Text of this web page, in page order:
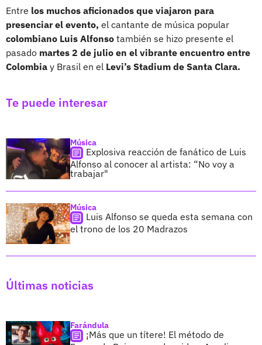
Entre los muchos aficionados que viajaron para
presenciar el evento, el cantante de música popular
colombiano Luis Alfonso también se hizo presente el
pasado martes 2 de julio en el vibrante encuentro entre
Colombia y Brasil en el Levi’s Stadium de Santa Clara.
Te puede interesar
Música
Explosiva reacción de fanático de Luis
Alfonso al conocer al artista: “No voy a
trabajar"
Música
Luis Alfonso se queda esta semana con
el trono de los 20 Madrazos
Últimas noticias
Farándula
¡Más que un títere! El método de